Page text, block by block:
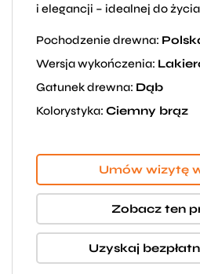
i elegancji – idealnej do
Pochodzenie drewna:
Wersja wykończenia:
Gatunek drewna: Dąb
Kolorystyka: Ciemny brąz
Umów wizytę
Zobacz ten
Uzyskaj